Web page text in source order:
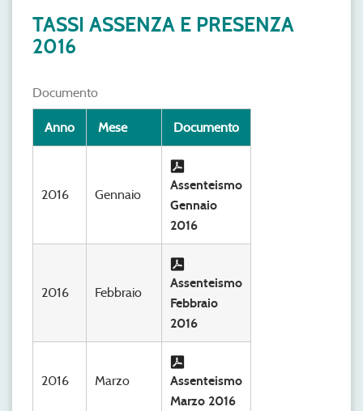
TASSI ASSENZA E PRESENZA
2016
Documento
Anno Mese Documento
2016 Gennaio
Assenteismo
Gennaio
2016
2016 Febbraio
Assenteismo
Febbraio
2016
2016 Marzo
Assenteismo
Marzo 2016